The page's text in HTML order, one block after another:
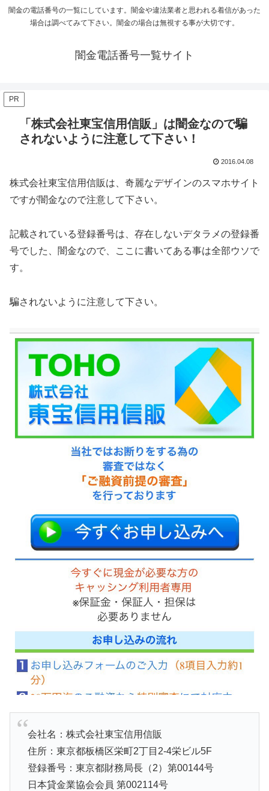
闇金の電話番号の一覧にしています。闇金や違法業者と思われる着信があった
場合は調べてみて下さい。闇金の場合は無視する事が大切です。
闇金電話番号一覧サイト
PR
「株式会社東宝信用信販」は闇金なので騙
されないように注意して下さい！
2016.04.08
株式会社東宝信用信販は、奇麗なデザインのスマホサイト
ですが闇金なので注意して下さい。
記載されている登録番号は、存在しないデタラメの登録番
号でした、闇金なので、ここに書いてある事は全部ウソで
す。
騙されないように注意して下さい。
会社名：株式会社東宝信用信販
住所：東京都板橋区栄町2丁目2-4栄ビル5F
登録番号：東京都財務局長（2）第00144号
日本貸金業協会会員 第002114号